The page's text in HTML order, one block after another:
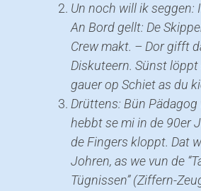
Un noch will ik seggen:
An Bord gellt: De
Crew makt. – Dor gifft
Diskuteern. Sünst löppt
gauer op Schiet as du
Drüttens: Bün Pädagog
hebbt se mi in de 90er
de Fingers kloppt. Dat
Johren, as we vun de
Tügnissen” (Ziffern-